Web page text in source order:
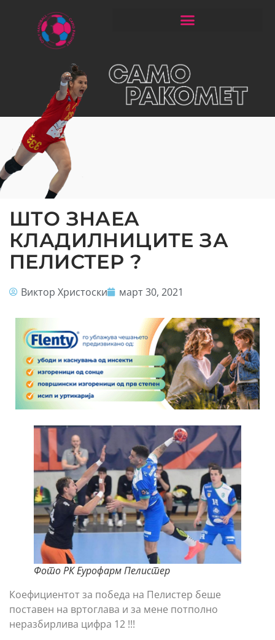
ШТО ЗНАЕА
КЛАДИЛНИЦИТЕ ЗА
ПЕЛИСТЕР ?
Виктор Христоски март 30, 2021
Фото РК Еурофарм Пелистер
Коефициентот за победа на Пелистер беше
поставен на вртоглава и за мене потполно
неразбирлива цифра 12 !!!